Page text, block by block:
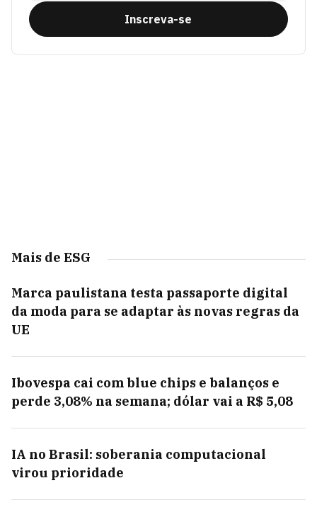
Inscreva-se
Mais de ESG
Marca paulistana testa passaporte digital
da moda para se adaptar às novas regras da
UE
Ibovespa cai com blue chips e balanços e
perde 3,08% na semana; dólar vai a R$ 5,08
IA no Brasil: soberania computacional
virou prioridade